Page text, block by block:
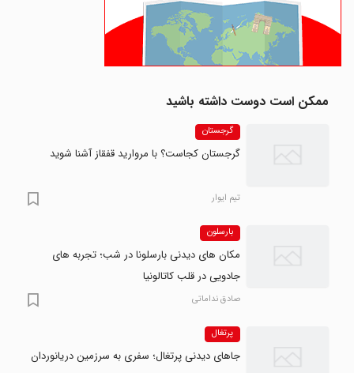
ممکن است دوست داشته باشید
گرجستان
گرجستان کجاست؟ با مروارید قفقاز آشنا شوید
تیم ایوار
بارسلون
مکان های دیدنی بارسلونا در شب؛ تجربه های
جادویی در قلب کاتالونیا
صادق نداماتی
پرتغال
جاهای دیدنی پرتغال؛ سفری به سرزمین دریانوردان